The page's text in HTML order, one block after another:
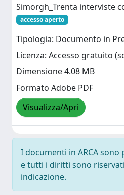
Simorgh_Trenta interviste
accesso aperto
Tipologia: Documento in
Licenza: Accesso gratuito
Dimensione 4.08 MB
Formato Adobe PDF
Visualizza/Apri
I documenti in ARCA
e tutti i diritti sono
indicazione.